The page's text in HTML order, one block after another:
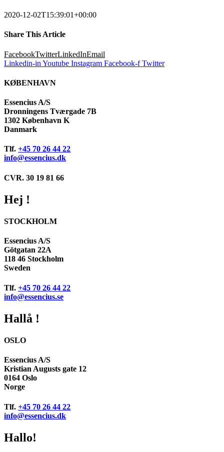
2020-12-02T15:39:01+00:00
Share This Article
FacebookTwitterLinkedInEmail
Linkedin-in Youtube Instagram Facebook-f Twitter
KØBENHAVN
Essencius A/S
Dronningens Tværgade 7B
1302 København K
Danmark
Tlf. +45 70 26 44 22
info@essencius.dk
CVR. 30 19 81 66
Hej !
STOCKHOLM
Essencius A/S
Götgatan 22A
118 46 Stockholm
Sweden
Tlf. +45 70 26 44 22
info@essencius.se
Hallå !
OSLO
Essencius A/S
Kristian Augusts gate 12
0164 Oslo
Norge
Tlf. +45 70 26 44 22
info@essencius.dk
Hallo!